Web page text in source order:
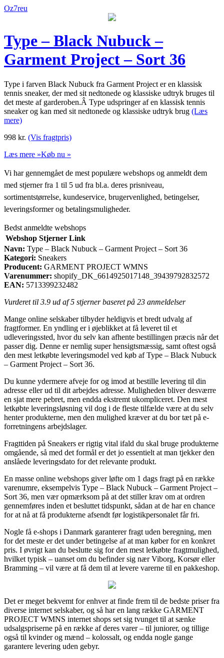
Oz7reu
Type – Black Nubuck –
Garment Project – Sort 36
Type i farven Black Nubuck fra Garment Project er en klassisk
tennis sneaker, der med sit nedtonede og klassiske udtryk bruges til
det meste af garderoben.Â Type udspringer af en klassisk tennis
sneaker og kan med sit nedtonede og klassiske udtryk brug (Læs
mere)
998 kr. (Vis fragtpris)
Læs mere »Køb nu »
Vi har gennemgået de mest populære webshops og anmeldt dem
med stjerner fra 1 til 5 ud fra bl.a. deres prisniveau,
sortimentstørrelse, kundeservice, brugervenlighed, betingelser,
leveringsformer og betalingsmuligheder.
Bedst anmeldte webshops
Webshop Stjerner Link
Navn: Type – Black Nubuck – Garment Project – Sort 36
Kategori: Sneakers
Producent: GARMENT PROJECT WMNS
Varenummer: shopify_DK_6614925017148_39439792832572
EAN: 5713399232482
Vurderet til 3.9 ud af 5 stjerner baseret på 23 anmeldelser
Mange online selskaber tilbyder heldigvis et bredt udvalg af
fragtformer. En yndling er i øjeblikket at få leveret til et
udleveringssted, hvor du selv kan afhente bestillingen præcis når det
passer dig. Denne er nemlig super hensigtsmæssig, samt oftest også
den mest letkøbte leveringsmodel ved køb af Type – Black Nubuck
– Garment Project – Sort 36.
Du kunne ydermere afveje for og imod at bestille levering til din
adresse eller ud til dit arbejdes adresse. Muligheden bliver desværre
en sjat mere pebret, men endda ekstremt ukompliceret. Den mest
letkøbte leveringsløsning vil dog i de fleste tilfælde være at du selv
henter produkterne, men den mulighed kræver at du bor tæt på e-
forretningens arbejdslager.
Fragttiden på Sneakers er rigtig vital ifald du skal bruge produkterne
omgående, så med det formål er det jo essentielt at man tjekker den
anslåede leveringsdato for det relevante produkt.
En masse online webshops giver løfte om 1 dags fragt på en række
varenumre, eksempelvis Type – Black Nubuck – Garment Project –
Sort 36, men vær opmærksom på at det stiller krav om at ordren
gennemføres inden et besluttet tidspunkt, sådan at de har en chance
for at nå at få produkterne afsendt før logistikpersonalet får fri.
Nogle få e-shops i Danmark garanterer fragt uden beregning, men
for det meste er det under betingelse af at man køber for en konkret
pris. I øvrigt kan du beslutte sig for den mest letkøbte fragtmulighed,
hvilket typisk – uanset om du befinder sig nær Viborg, Korsør eller
Bramming – vil være at få dem til at levere varerne til en pakkeshop.
Det er meget bekvemt for enhver at finde frem til de bedste priser fra
diverse internet selskaber, og så har en lang række GARMENT
PROJECT WMNS internet shops set sig tvunget til at sænke
udsalgspriserne på en række af deres varer – til juniorer, og tillige
også til kvinder og mænd – kolossalt, og endda nogle gange
garantere levering uden gebyr.